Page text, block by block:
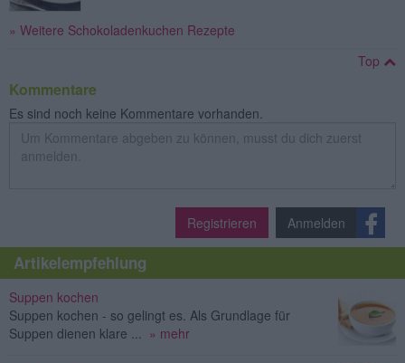
» Weitere Schokoladenkuchen Rezepte
Top
Kommentare
Es sind noch keine Kommentare vorhanden.
Registrieren Anmelden
Artikelempfehlung
Suppen kochen
Suppen kochen - so gelingt es. Als Grundlage für
Suppen dienen klare ...
» mehr